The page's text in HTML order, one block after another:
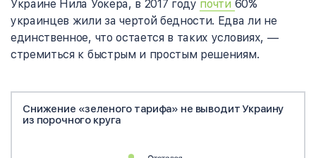
Украине Нила Уокера, в 2017 году почти 60%
украинцев жили за чертой бедности. Едва ли не
единственное, что остается в таких условиях, —
стремиться к быстрым и простым решениям.
Снижение «зеленого тарифа» не выводит Украину
из порочного круга